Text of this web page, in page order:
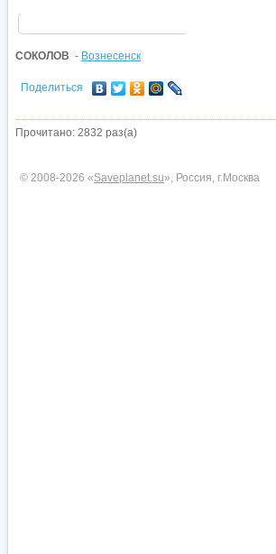
СОКОЛОВ - Вознесенск
Поделиться
Прочитано: 2832 раз(а)
© 2008-2026 «Saveplanet.su», Россия, г.Москва